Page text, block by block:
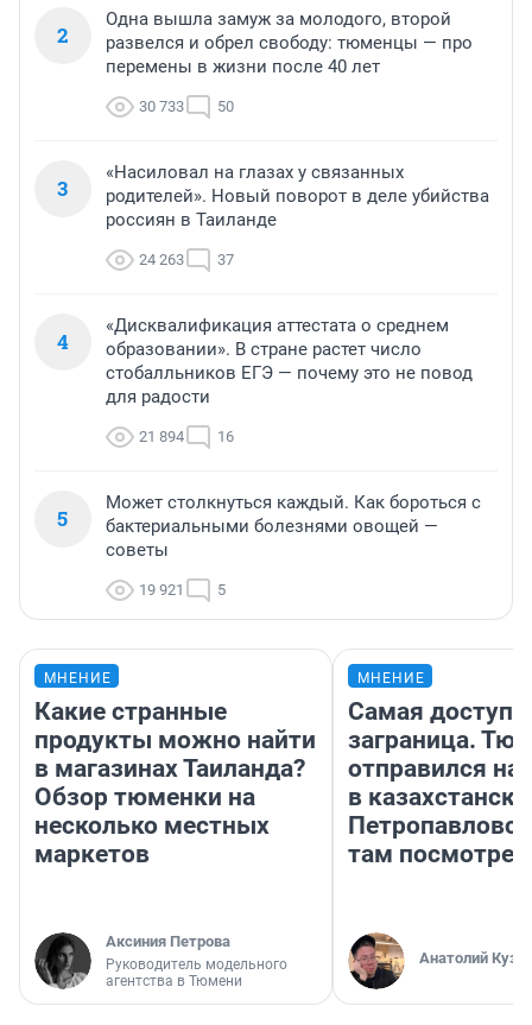
2
Одна вышла замуж за молодого, второй
развелся и обрел свободу: тюменцы — про
перемены в жизни после 40 лет
30 733 50
3
«Насиловал на глазах у связанных
родителей». Новый поворот в деле убийства
россиян в Таиланде
24 263 37
4
«Дисквалификация аттестата о среднем
образовании». В стране растет число
стобалльников ЕГЭ — почему это не повод
для радости
21 894 16
5
Может столкнуться каждый. Как бороться с
бактериальными болезнями овощей —
советы
19 921 5
МНЕНИЕ
Какие странные
продукты можно найти
в магазинах Таиланда?
Обзор тюменки на
несколько местных
маркетов
Аксиния Петрова
Руководитель модельного
агентства в Тюмени
МНЕНИЕ
Самая
заграница.
отправился
в
там
Анатолий